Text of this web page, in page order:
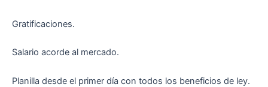
Gratificaciones.
Salario acorde al mercado.
Planilla desde el primer día con todos los beneficios de ley.